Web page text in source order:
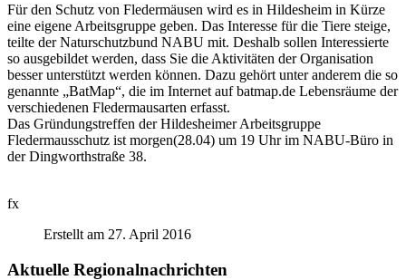
Für den Schutz von Fledermäusen wird es in Hildesheim in Kürze
eine eigene Arbeitsgruppe geben. Das Interesse für die Tiere steige,
teilte der Naturschutzbund NABU mit. Deshalb sollen Interessierte
so ausgebildet werden, dass Sie die Aktivitäten der Organisation
besser unterstützt werden können. Dazu gehört unter anderem die so
genannte „BatMap“, die im Internet auf batmap.de Lebensräume der
verschiedenen Fledermausarten erfasst.
Das Gründungstreffen der Hildesheimer Arbeitsgruppe
Fledermausschutz ist morgen(28.04) um 19 Uhr im NABU-Büro in
der Dingworthstraße 38.
fx
Erstellt am 27. April 2016
Aktuelle Regionalnachrichten